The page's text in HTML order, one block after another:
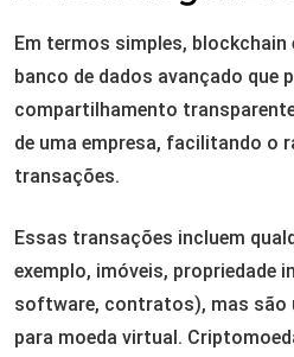
Em termos simples, blockchain
banco de dados avançado que
compartilhamento
de uma empresa, facilitando o
transações.
Essas transações incluem
exemplo, imóveis, propriedade
software, contratos), mas são
para moeda virtual.